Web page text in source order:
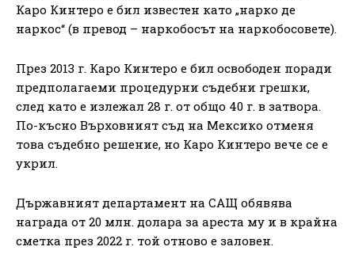
Каро Кинтеро е бил известен като „нарко де
наркос“ (в превод – наркобосът на наркобосовете).
През 2013 г. Каро Кинтеро е бил освободен поради
предполагаеми процедурни съдебни грешки,
след като е излежал 28 г. от общо 40 г. в затвора.
По-късно Върховният съд на Мексико отменя
това съдебно решение, но Каро Кинтеро вече се е
укрил.
Държавният департамент на САЩ обявява
награда от 20 млн. долара за ареста му и в крайна
сметка през 2022 г. той отново е заловен.